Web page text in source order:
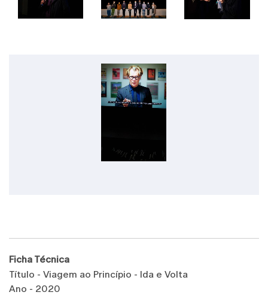
Ficha Técnica
Título - Viagem ao Princípio - Ida e Volta
Ano - 2020